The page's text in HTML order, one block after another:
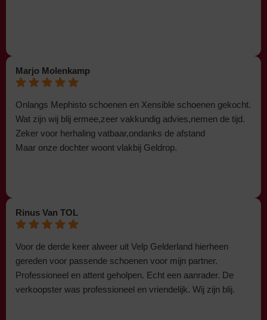
Marjo Molenkamp
Onlangs Mephisto schoenen en Xensible schoenen gekocht.
Wat zijn wij blij ermee,zeer vakkundig advies,nemen de tijd.
Zeker voor herhaling vatbaar,ondanks de afstand
Maar onze dochter woont vlakbij Geldrop.
Rinus Van TOL
Voor de derde keer alweer uit Velp Gelderland hierheen
gereden voor passende schoenen voor mijn partner.
Professioneel en attent geholpen. Echt een aanrader. De
verkoopster was professioneel en vriendelijk. Wij zijn blij.